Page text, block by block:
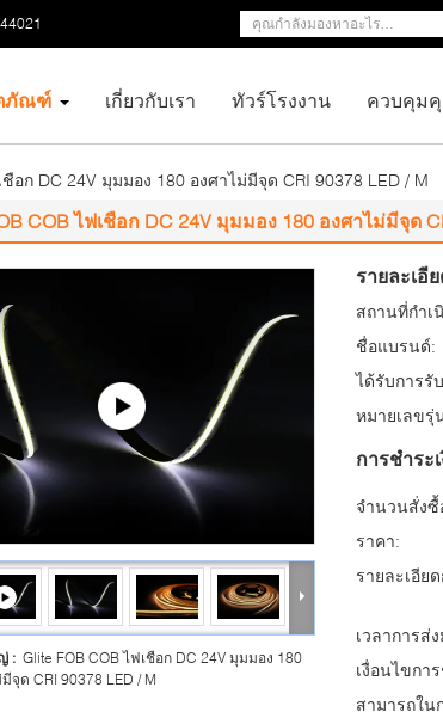
ภัณฑ์ เกี่ยวกับเรา ทัวร์โรงงาน ควบคุม
ชือก DC 24V มุมมอง 180 องศาไม่มีจุด CRI 90378 LED / M
COB ไฟเชือก DC 24V มุมมอง 180 องศาไม่มีจุด
: Glite FOB COB ไฟเชือก DC 24V มุมมอง 180
จุด CRI 90378 LED / M
รายละเอี
สถานที่กำเ
ชื่อแบรนด์:
ได้รับการรั
หมายเลขรุ่
การชำระ
จำนวนสั่ง
ราคา:
รายละเอีย
เวลาการส่
เงื่อนไขกา
สามารถใน